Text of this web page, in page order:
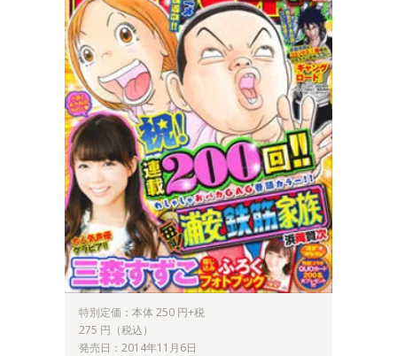
特別定価：本体 250 円+税
275 円（税込）
発売日：2014年11月6日